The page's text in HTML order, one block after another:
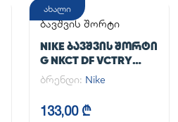
ახალი
ბავშვის შორტი
NIKE ᲑᲐᲕᲨᲕᲘᲡ ᲨᲝᲠᲢᲘ
G NKCT DF VCTRY
FLOUNCY SKRT
ბრენდი: Nike
133,00 ₾